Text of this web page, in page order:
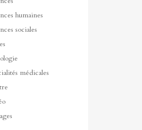
humaines
sociales
médicales